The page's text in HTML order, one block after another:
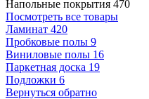
Напольные покрытия 470
Посмотреть все товары
Ламинат 420
Пробковые полы 9
Виниловые полы 16
Паркетная доска 19
Подложки 6
Вернуться обратно